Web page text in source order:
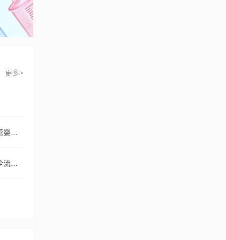
更多>
在葫芦岛进行试管婴儿大概需要花费多少？附带详尽的试管婴儿流程说明！在葫芦岛进行试管婴儿大概需要花费多少？附带详尽的试管婴儿流程说明！
葫芦岛市前往泰国进行三代试管婴儿选择性别（男孩）的全流程攻略和明细葫芦岛市前往泰国进行三代试管婴儿选择性别（男孩）的全流程攻略和明细